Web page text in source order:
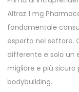
Altraz 1 mg
fondamentale
esperto nel settore.
differente e solo un
migliore e più sicuro
bodybuilding.